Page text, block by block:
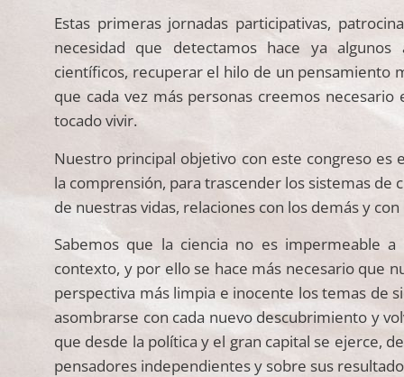
Estas primeras jornadas participativas,
necesidad que detectamos hace ya
científicos, recuperar el hilo de un pensamiento
que cada vez más personas creemos
tocado vivir.
Nuestro principal objetivo con este congreso es
la comprensión, para trascender los sistemas de
de nuestras vidas, relaciones con los demás y
Sabemos que la ciencia no es impermeable
contexto, y por ello se hace más necesario que
perspectiva más limpia e inocente los temas de
asombrarse con cada nuevo descubrimiento y
que desde la política y el gran capital se ejerce,
pensadores independientes y sobre sus